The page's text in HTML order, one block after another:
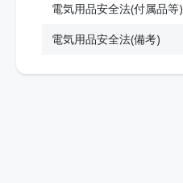
電気用品安全法(付属品等)
電気用品安全法(備考)